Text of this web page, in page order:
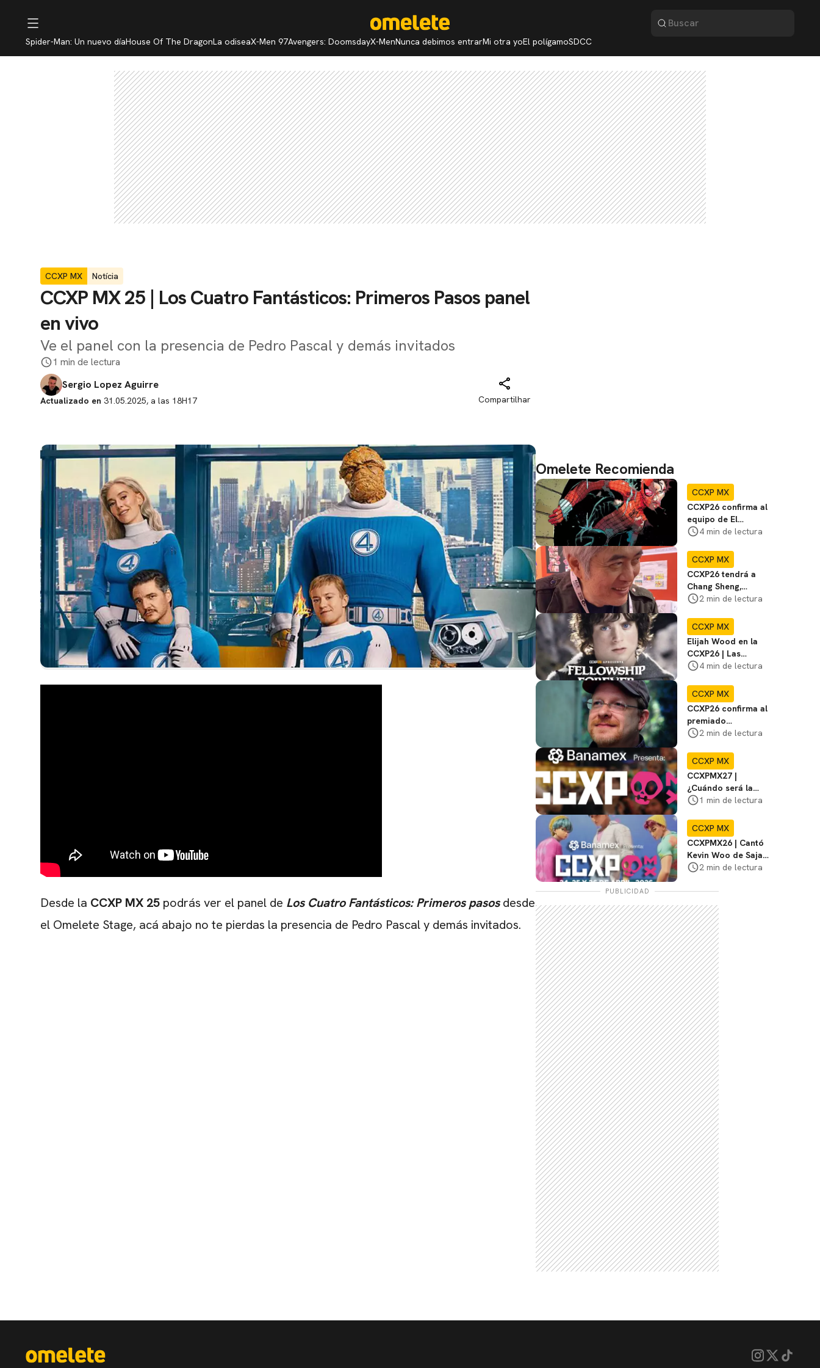
Spider-Man: Un nuevo díaHouse Of The DragonLa odiseaX-Men 97Avengers: DoomsdayX-MenNunca debimos entrarMi otra yoEl polígamoSDCC
CCXP MX Notícia
CCXP MX 25 | Los Cuatro Fantásticos: Primeros Pasos panel
en vivo
Ve el panel con la presencia de Pedro Pascal y demás invitados
1 min de lectura
Sergio Lopez Aguirre
Actualizado en 31.05.2025, a las 18H17 Compartilhar
Desde la CCXP MX 25 podrás ver el panel de Los Cuatro Fantásticos: Primeros pasosdesde
el Omelete Stage, acá abajo no te pierdas la presencia de Pedro Pascal y demás invitados.
Omelete Recomienda
CCXP MX
CCXP26 confirma al
equipo de El
Espectacular
Artists' Valley
4 min de lectura
CCXP MX
CCXP26 tendrá a
Chang Sheng,
mangaka
títulos como Baby y
Yan
2 min de lectura
CCXP MX
Elijah Wood en la
CCXP26 | Las
mejores películas y
Señor de los Anillos
4 min de lectura
CCXP MX
CCXP26 confirma al
premiado
historietista Mark
2 min de lectura
CCXP MX
CCXPMX27 |
¿Cuándo será la
edición del 2027?
1 min de lectura
CCXP MX
CCXPMX26 | Cantó
Kevin Woo de Saja
Boys de K-Pop
2 min de lectura
PUBLICIDAD